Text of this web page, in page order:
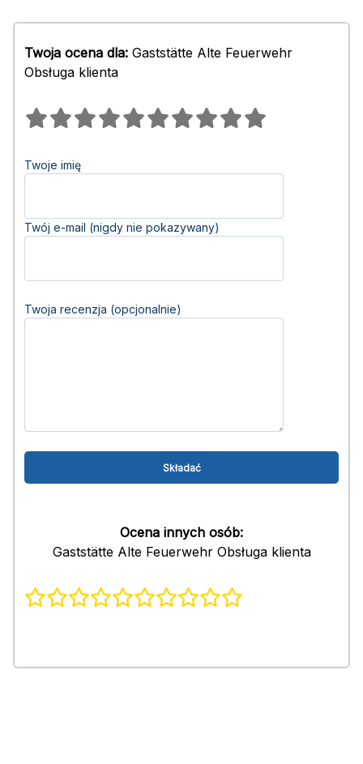
Twoja ocena dla: Gaststätte Alte Feuerwehr
Obsługa klienta
Twoje imię
Twój e-mail (nigdy nie pokazywany)
Twoja recenzja (opcjonalnie)
Ocena innych osób:
Gaststätte Alte Feuerwehr Obsługa klienta